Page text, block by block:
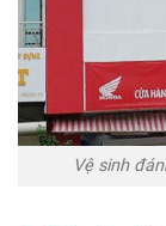
Vệ sinh